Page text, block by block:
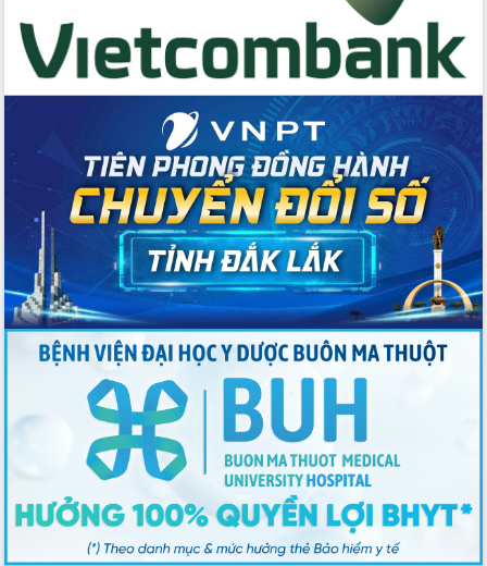
Đại hội đại biểu Đảng bộ tỉnh Đắk Lắk
nhiệm kỳ 2025-2030
Khai mạc trọng thể Đại hội đại biểu
Đắk Lắk hoàn thành mục tiêu xóa nhà
tạm, nhà dột nát năm 2025
Phiên trù bị Đại hội đại biểu Đảng bộ
tỉnh Đắk Lắk lần thứ I, nhiệm kỳ 2025-
2030
Hiệp hội Doanh nhân Đắk Lắk cần tiên
phong trong chuyển đổi số, kiến tạo
môi trường kinh doanh công bằng,
minh bạch
Họp Ban Chỉ đạo Quốc gia về chống
khai thác hải sản bất hợp pháp, không
báo cáo và không theo quy định
Đại hội Đảng bộ cấp cơ sở góp phần
vào thanh công Đại hội đại biểu Đảng
bộ tỉnh lần thứ nhất, nhiệm kỳ 2025-
Lực lượng vũ trang tỉnh Đắk Lắk kỷ
Huân chương Bảo vệ Tổ quốc hạng Nhì